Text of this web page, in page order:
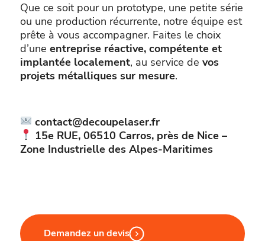
Que ce soit pour un prototype, une petite série
ou une production récurrente, notre équipe est
prête à vous accompagner. Faites le choix
d’une entreprise réactive, compétente et
implantée localement, au service de vos
projets métalliques sur mesure.
contact@decoupelaser.fr
15e RUE, 06510 Carros, près de Nice –
Zone Industrielle des Alpes-Maritimes
Demandez un devis